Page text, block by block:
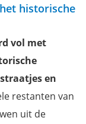
historische
vol met
en
restanten van
uit de